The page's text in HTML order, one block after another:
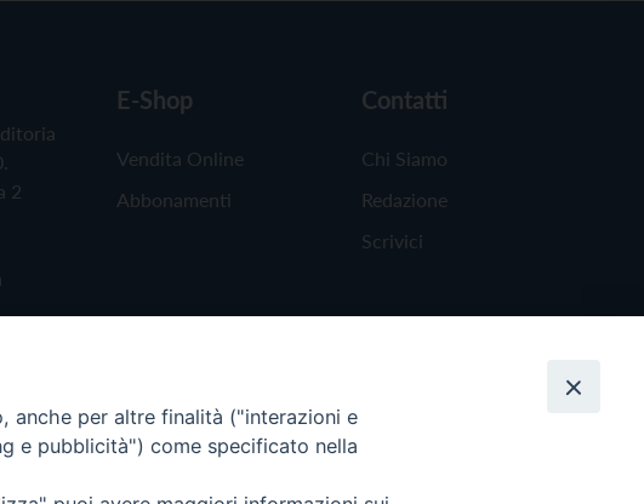
2
E-Shop
Vendita Online
Abbonamenti
Contatti
Chi Siamo
Redazione
Scrivici
anche per altre finalità ("interazioni e
e pubblicità") come specificato nella